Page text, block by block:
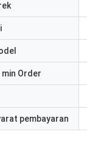
Order
pembayaran